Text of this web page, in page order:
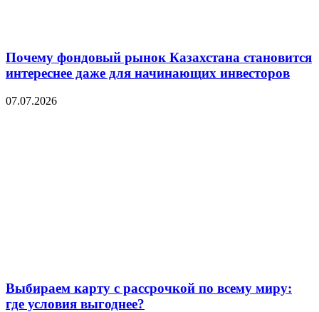
Почему фондовый рынок Казахстана становится
интереснее даже для начинающих инвесторов
07.07.2026
Выбираем карту с рассрочкой по всему миру:
где условия выгоднее?